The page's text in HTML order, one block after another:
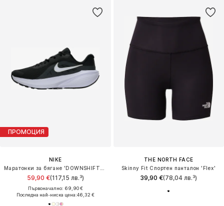
ПРОМОЦИЯ
NIKE
59,90 €(117,15 лв.³)
Първоначално: 69,90 €
Последна най-ниска цена:46,32 €
THE NORTH FACE
Skinny Fit Спортен панталон 'Flex'
39,90 €(78,04 лв.³)